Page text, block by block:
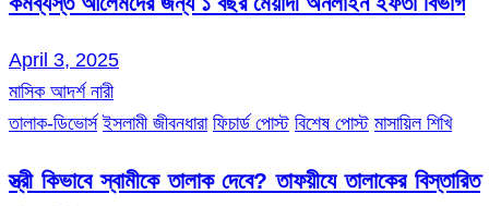
April 3, 2025
মাসিক আদর্শ নারী
তালাক-ডিভোর্স ইসলামী জীবনধারা ফিচার্ড পোস্ট বিশেষ পোস্ট মাসায়িল শিখি
স্ত্রী কিভাবে স্বামীকে তালাক দেবে? তাফয়ীযে তালাকের বিস্তারিত